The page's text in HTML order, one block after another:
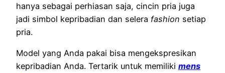
hanya sebagai perhiasan saja, cincin pria juga
jadi simbol kepribadian dan selera fashion setiap
pria.
Model yang Anda pakai bisa mengekspresikan
kepribadian Anda. Tertarik untuk memiliki mens